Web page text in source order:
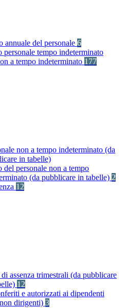
annuale del personale 6
personale tempo indeterminato
a tempo indeterminato 177
non a tempo indeterminato (da
in tabelle)
del personale non a tempo
(da pubblicare in tabelle) 2
12
di assenza trimestrali (da pubblicare
12
e autorizzati ai dipendenti
dirigenti) 3